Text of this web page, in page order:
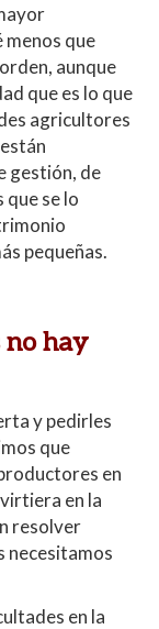
que
aunque
que es lo que
agricultores
gestión, de
que se lo
pequeñas.
no hay
y pedirles
que
en
en la
resolver
necesitamos
en la